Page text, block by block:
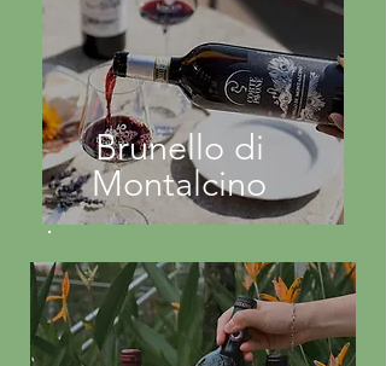
Brunello di
Montalcino